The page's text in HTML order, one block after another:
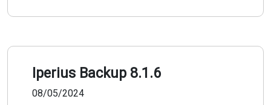
Iperius Backup 8.1.6
08/05/2024